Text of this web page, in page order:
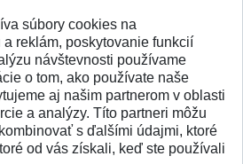
SPÄŤ NA VRCH
súbory cookies na
reklám, poskytovanie funkcií
návštevnosti používame
o tom, ako používate naše
aj našim partnerom v oblasti
a analýzy. Títo partneri môžu
s ďalšími údajmi, ktoré
od vás získali, keď ste používali